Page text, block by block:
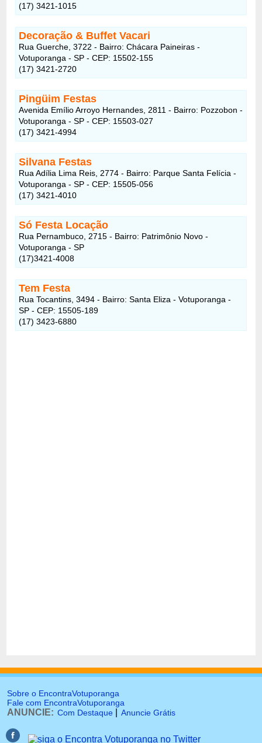
(17) 3421-1015
Decoração & Buffet Vacari
Rua Guerche, 3722 - Bairro: Chácara Paineiras -
Votuporanga - SP - CEP: 15502-155
(17) 3421-2720
Pingüim Festas
Avenida Emílio Arroyo Hernandes, 2811 - Bairro: Pozzobon -
Votuporanga - SP - CEP: 15503-027
(17) 3421-4994
Silvana Festas
Rua Adília Lima Reis, 2774 - Bairro: Parque Santa Felícia -
Votuporanga - SP - CEP: 15505-056
(17) 3421-4010
Só Festa Locação
Rua Pernambuco, 2715 - Bairro: Patrimônio Novo -
Votuporanga - SP
(17)3421-4008
Tem Festa
Rua Tocantins, 3494 - Bairro: Santa Eliza - Votuporanga -
SP - CEP: 15505-189
(17) 3423-6880
Sobre o EncontraVotuporanga
Fale com EncontraVotuporanga
ANUNCIE: Com Destaque Anuncie Grátis